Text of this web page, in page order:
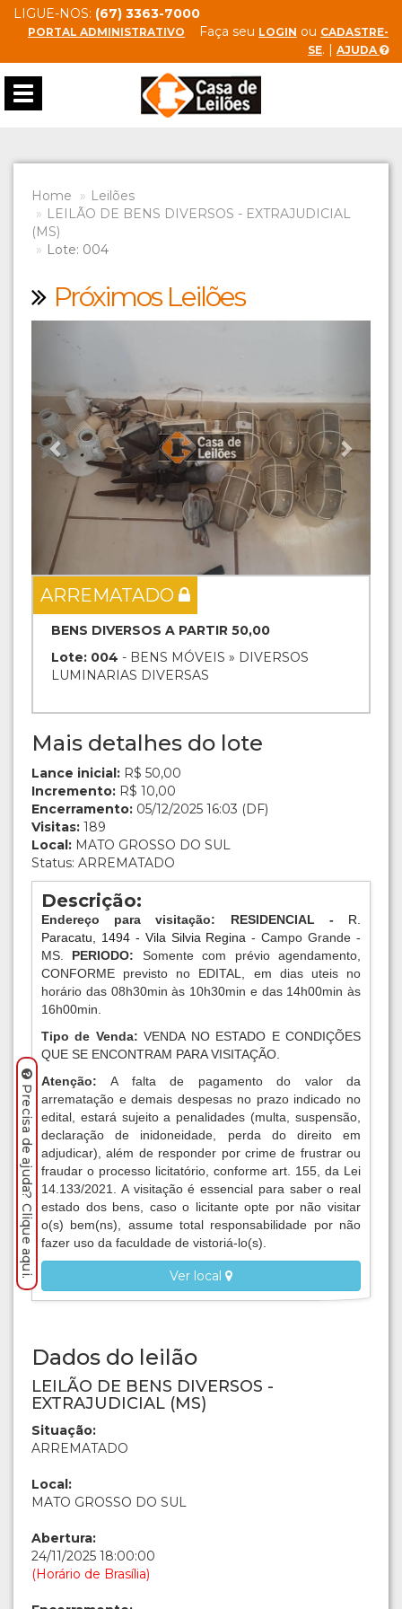
LIGUE-NOS: (67) 3363-7000
PORTAL ADMINISTRATIVO Faça seu LOGIN ou CADASTRE-
SE. | AJUDA
Toggle
navigation
Home
Leilões
LEILÃO DE BENS DIVERSOS - EXTRAJUDICIAL
(MS)
Lote: 004
Próximos Leilões
Previous
ARREMATADO
BENS DIVERSOS A PARTIR 50,00
Lote: 004 - BENS MÓVEIS » DIVERSOS
LUMINARIAS DIVERSAS
Mais detalhes do lote
Lance inicial: R$ 50,00
Incremento: R$ 10,00
Encerramento: 05/12/2025 16:03 (DF)
Visitas: 189
Local: MATO GROSSO DO SUL
Status: ARREMATADO
Descrição:
Endereço para visitação: RESIDENCIAL - R.
Paracatu, 1494 - Vila Silvia Regina - Campo Grande -
MS. PERIODO: Somente com prévio agendamento,
CONFORME previsto no EDITAL, em dias uteis no
horário das 08h30min às 10h30min e das 14h00min às
16h00min.
Tipo de Venda:VENDA NO ESTADO E CONDIÇÕES
QUE SE ENCONTRAM PARA VISITAÇÃO.
Atenção:A falta de pagamento do valor da
arrematação e demais despesas no prazo indicado no
edital, estará sujeito a penalidades (multa, suspensão,
declaração de inidoneidade, perda do direito em
adjudicar), além de responder por crime de frustrar ou
fraudar o processo licitatório, conforme art. 155, da Lei
14.133/2021. A visitação é essencial para saber o real
estado dos bens, caso o licitante opte por não visitar
o(s) bem(ns), assume total responsabilidade por não
fazer uso da faculdade de vistoriá-lo(s).
Ver local
Dados do leilão
LEILÃO DE BENS DIVERSOS -
EXTRAJUDICIAL (MS)
Situação:
ARREMATADO
Local:
MATO GROSSO DO SUL
Abertura:
24/11/2025 18:00:00
(Horário de Brasília)
Precisa de ajuda? Clique aqui.